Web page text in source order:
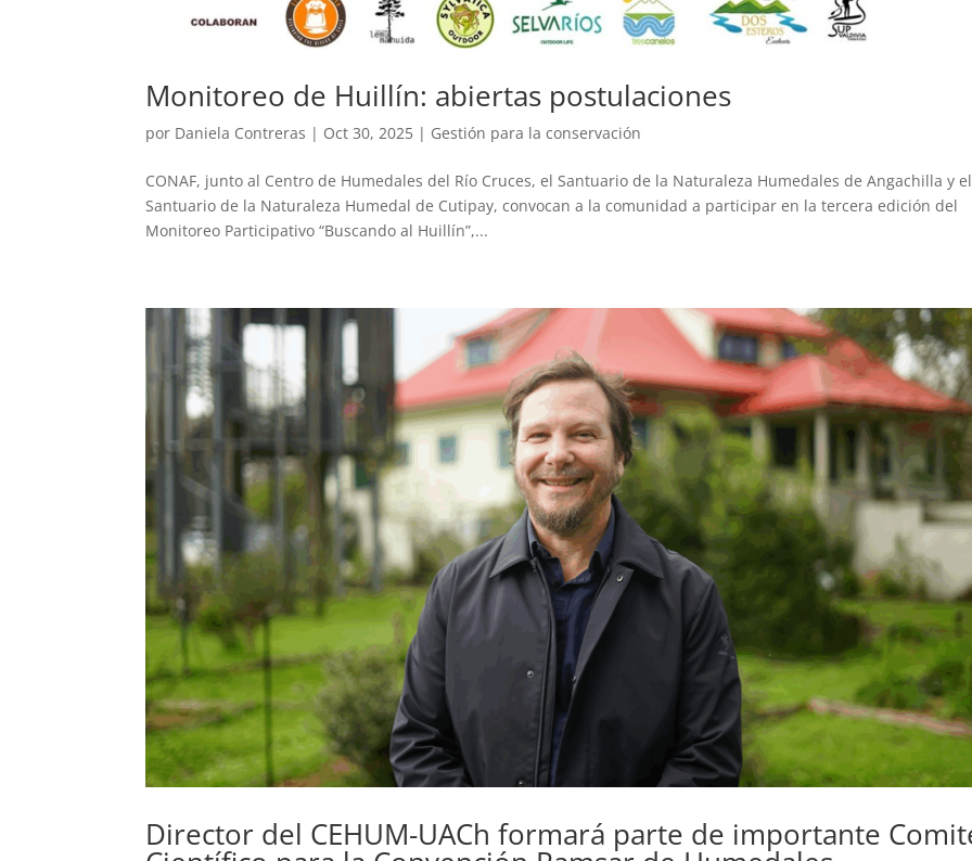
Monitoreo de Huillín: abiertas postulaciones
por Daniela Contreras | Oct 30, 2025 | Gestión para la conservación
CONAF, junto al Centro de Humedales del Río Cruces, el Santuario de la Naturaleza Humedales de Angachilla y el
Santuario de la Naturaleza Humedal de Cutipay, convocan a la comunidad a participar en la tercera edición del
Monitoreo Participativo “Buscando al Huillín”,...
Director del CEHUM-UACh formará parte de importante